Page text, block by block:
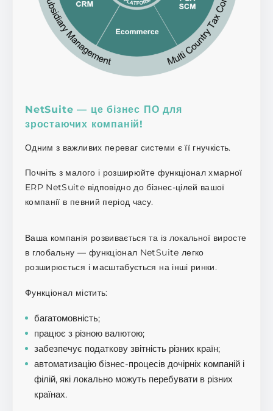
NetSuite — це бізнес ПО для
зростаючих компаній!
Одним з важливих переваг системи є її гнучкість.
Почніть з малого і розширюйте функціонал хмарної
ERP NetSuite відповідно до бізнес-цілей вашої
компанії в певний період часу.
Ваша компанія розвивається та із локальної виросте
в глобальну — функціонал NetSuite легко
розширюється і масштабується на інші ринки.
Функціонал містить:
багатомовність;
працює з різною валютою;
забезпечує податкову звітність різних країн;
автоматизацію бізнес-процесів дочірніх компаній і
філій, які локально можуть перебувати в різних
країнах.